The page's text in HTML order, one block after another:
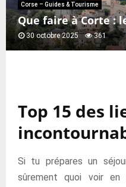
Corse – Guides & Tourisme
Que faire à Corte :
30 octobre 2025 361
Top 15 des
Si tu prépares un
sûrement quoi voir